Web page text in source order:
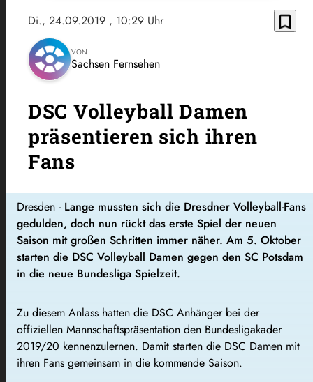
Di., 24.09.2019 , 10:29 Uhr bookmark_border
VON
Sachsen Fernsehen
DSC Volleyball Damen
präsentieren sich ihren
Fans
Dresden - Lange mussten sich die Dresdner Volleyball-Fans
gedulden, doch nun rückt das erste Spiel der neuen
Saison mit großen Schritten immer näher. Am 5. Oktober
starten die DSC Volleyball Damen gegen den SC Potsdam
in die neue Bundesliga Spielzeit.
Zu diesem Anlass hatten die DSC Anhänger bei der
offiziellen Mannschaftspräsentation den Bundesligakader
2019/20 kennenzulernen. Damit starten die DSC Damen mit
ihren Fans gemeinsam in die kommende Saison.